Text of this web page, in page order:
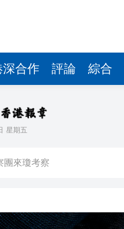
深合作 評論 綜合
星期五
萬億 利潤總額近936億
玩法
共奏客家文化傳承新篇章
證文儒沉香從傳統邁向現代
費約18億元
共奏客家文化傳承新篇章